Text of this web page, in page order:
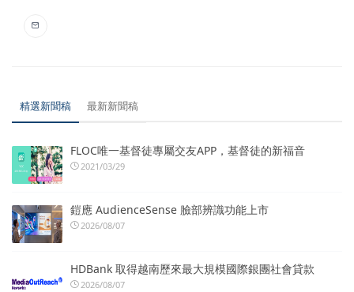
精選新聞稿 最新新聞稿
FLOC唯一基督徒專屬交友APP，基督徒的新福音
2021/03/29
鎧應 AudienceSense 臉部辨識功能上市
2026/08/07
HDBank 取得越南歷來最大規模國際銀團社會貸款
2026/08/07